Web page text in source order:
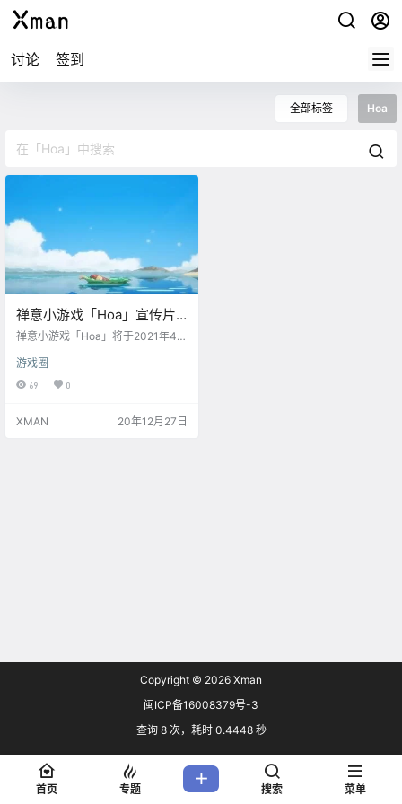
讨论 签到
全部标签 Hoa
禅意小游戏「Hoa」宣传片
公布，明年4月发售
禅意小游戏「Hoa」将于2021年4月
方介绍： 一款精美的益智平台游
戏，游戏中拥有令人叹为观止的手
游戏圈
69 0
XMAN 20年12月27日
Copyright © 2026 Xman
闽ICP备16008379号-3
查询 8 次，耗时 0.4448 秒
首页 专题 搜索 菜单